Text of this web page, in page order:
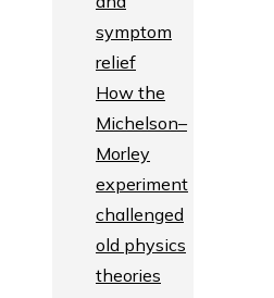
symptom
relief
How the
Michelson–
Morley
experiment
challenged
old physics
theories